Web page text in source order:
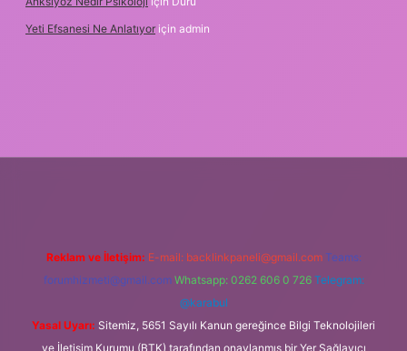
Yeti Efsanesi Ne Anlatıyor için admin
Reklam ve İletişim: E-mail: backlinkpaneli@gmail.com Teams:
forumhizmeti@gmail.com Whatsapp: 0262 606 0 726 Telegram:
@karabul
Yasal Uyarı: Sitemiz, 5651 Sayılı Kanun gereğince Bilgi Teknolojileri
ve İletişim Kurumu (BTK) tarafından onaylanmış bir Yer Sağlayıcı